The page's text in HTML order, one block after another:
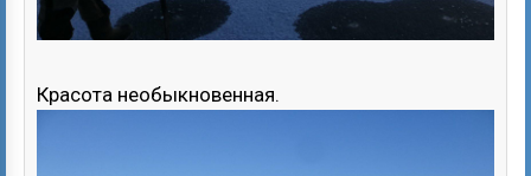
Красота необыкновенная.